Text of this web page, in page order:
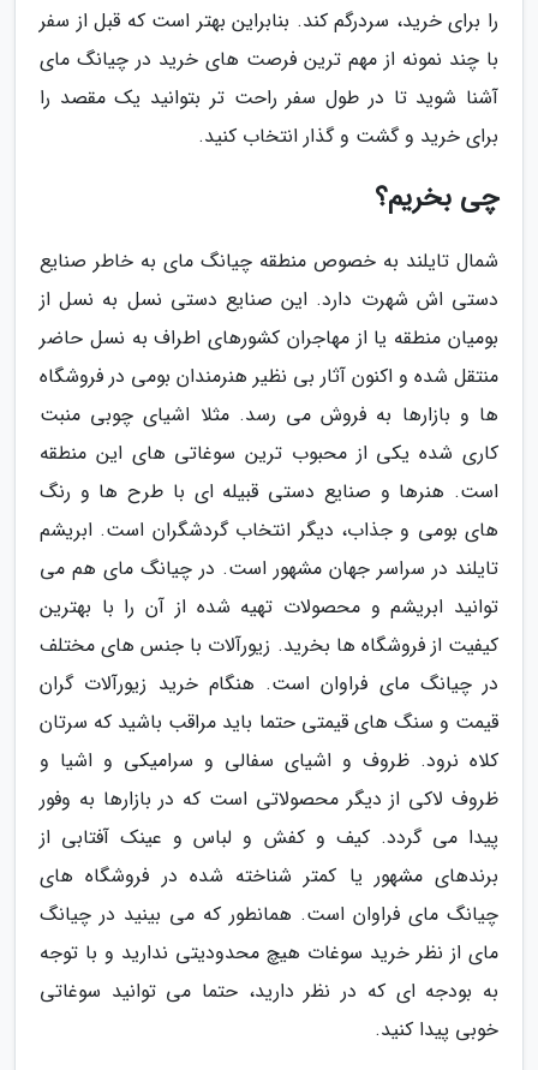
را برای خرید، سردرگم کند. بنابراین بهتر است که قبل از سفر
با چند نمونه از مهم ترین فرصت های خرید در چیانگ مای
آشنا شوید تا در طول سفر راحت تر بتوانید یک مقصد را
برای خرید و گشت و گذار انتخاب کنید.
چی بخریم؟
شمال تایلند به خصوص منطقه چیانگ مای به خاطر صنایع
دستی اش شهرت دارد. این صنایع دستی نسل به نسل از
بومیان منطقه یا از مهاجران کشورهای اطراف به نسل حاضر
منتقل شده و اکنون آثار بی نظیر هنرمندان بومی در فروشگاه
ها و بازارها به فروش می رسد. مثلا اشیای چوبی منبت
کاری شده یکی از محبوب ترین سوغاتی های این منطقه
است. هنرها و صنایع دستی قبیله ای با طرح ها و رنگ
های بومی و جذاب، دیگر انتخاب گردشگران است. ابریشم
تایلند در سراسر جهان مشهور است. در چیانگ مای هم می
توانید ابریشم و محصولات تهیه شده از آن را با بهترین
کیفیت از فروشگاه ها بخرید. زیورآلات با جنس های مختلف
در چیانگ مای فراوان است. هنگام خرید زیورآلات گران
قیمت و سنگ های قیمتی حتما باید مراقب باشید که سرتان
کلاه نرود. ظروف و اشیای سفالی و سرامیکی و اشیا و
ظروف لاکی از دیگر محصولاتی است که در بازارها به وفور
پیدا می گردد. کیف و کفش و لباس و عینک آفتابی از
برندهای مشهور یا کمتر شناخته شده در فروشگاه های
چیانگ مای فراوان است. همانطور که می بینید در چیانگ
مای از نظر خرید سوغات هیچ محدودیتی ندارید و با توجه
به بودجه ای که در نظر دارید، حتما می توانید سوغاتی
خوبی پیدا کنید.